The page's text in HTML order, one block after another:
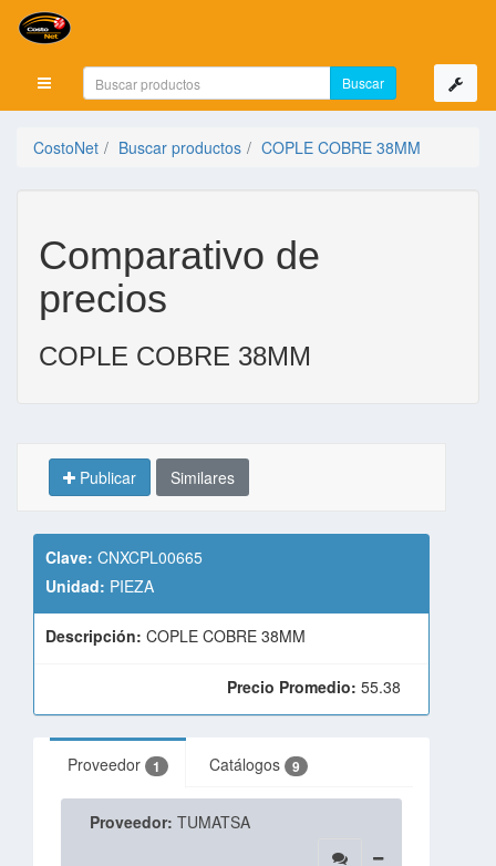
Mostrar menú
CostoNet Buscar productos COPLE COBRE 38MM
Comparativo de
precios
COPLE COBRE 38MM
Publicar Similares
Clave: CNXCPL00665
Unidad: PIEZA
Descripción: COPLE COBRE 38MM
Precio Promedio: 55.38
Proveedor 1 Catálogos 9
Proveedor: TUMATSA